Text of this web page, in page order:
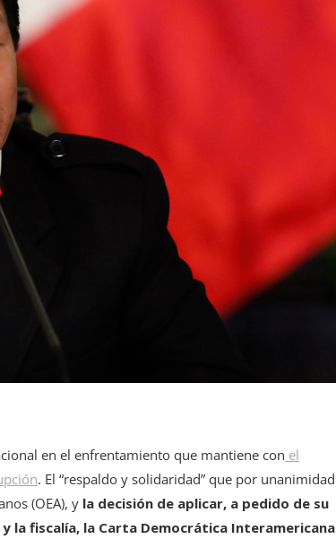
en el enfrentamiento que mantiene con el
. El “respaldo y solidaridad” que por unanimidad
(OEA), y la decisión de aplicar, a pedido de su
la fiscalía, la Carta Democrática Interamericana